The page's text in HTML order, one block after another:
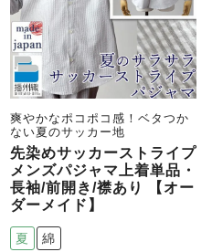
爽やかなポコポコ感！ベタつか
ない夏のサッカー地
先染めサッカーストライプ
メンズパジャマ上着単品・
長袖/前開き/襟あり 【オー
ダーメイド】
夏 綿